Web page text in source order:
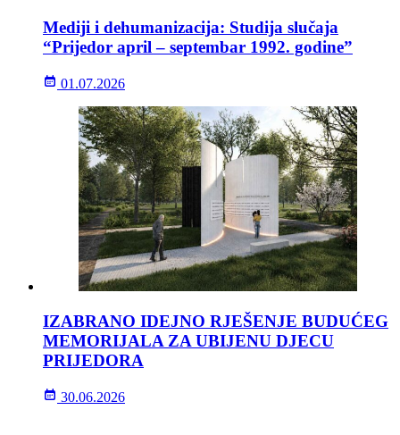
Mediji i dehumanizacija: Studija slučaja
“Prijedor april – septembar 1992. godine”
01.07.2026
IZABRANO IDEJNO RJEŠENJE BUDUĆEG
MEMORIJALA ZA UBIJENU DJECU
PRIJEDORA
30.06.2026